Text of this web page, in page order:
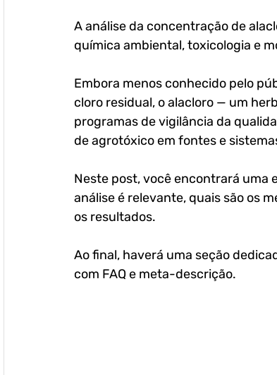
A análise da concentração de
química ambiental, toxicologia e
Embora menos conhecido pelo
cloro residual, o alacloro — um
programas de vigilância da
de agrotóxico em fontes e
Neste post, você encontrará uma
análise é relevante, quais são os
os resultados.
Ao final, haverá uma seção
com FAQ e meta-descrição.